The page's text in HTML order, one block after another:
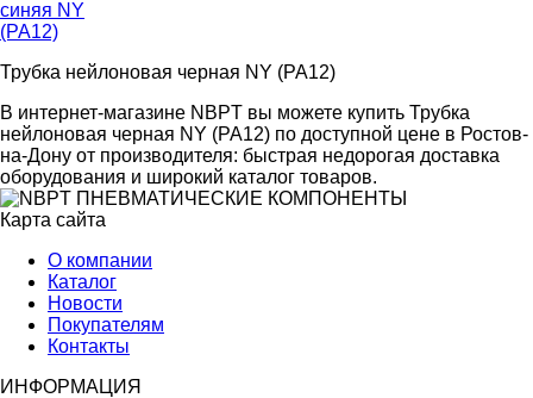
синяя NY
(PA12)
Трубка нейлоновая черная NY (PA12)
В интернет-магазине NBPT вы можете купить Трубка
нейлоновая черная NY (PA12) по доступной цене в Ростов-
на-Дону от производителя: быстрая недорогая доставка
оборудования и широкий каталог товаров.
Карта сайта
О компании
Каталог
Новости
Покупателям
Контакты
ИНФОРМАЦИЯ